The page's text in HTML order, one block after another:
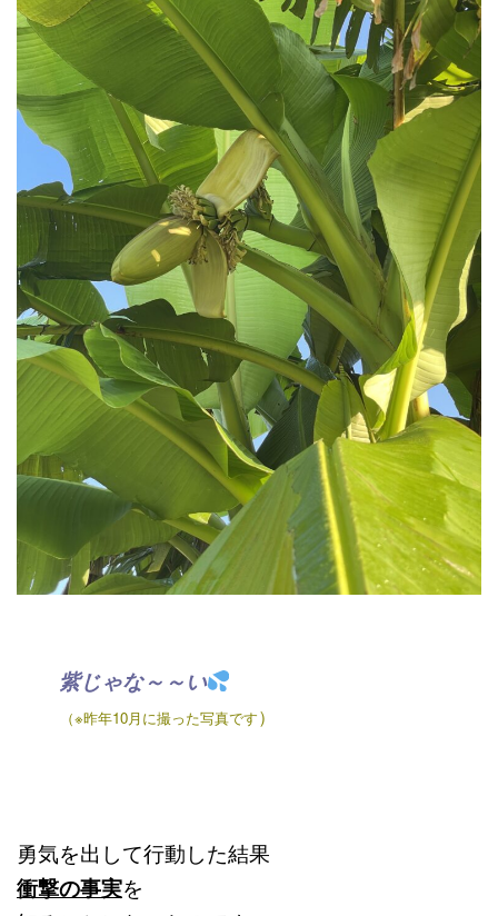
紫じゃな～～い
（※昨年10月に撮った写真です）
勇気を出して行動した結果
衝撃の事実を